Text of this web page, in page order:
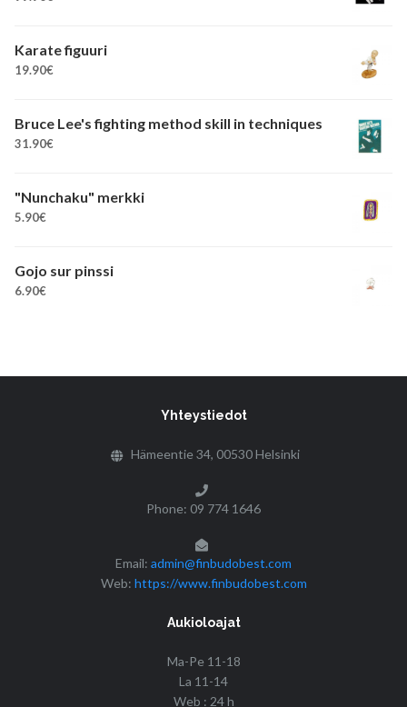
Karate figuuri
19.90€
Bruce Lee's fighting method skill in techniques
31.90€
"Nunchaku" merkki
5.90€
Gojo sur pinssi
6.90€
Yhteystiedot
Hämeentie 34, 00530 Helsinki
Phone: 09 774 1646
Email: admin@finbudobest.com
Web: https://www.finbudobest.com
Aukioloajat
Ma-Pe 11-18
La 11-14
Web : 24 h